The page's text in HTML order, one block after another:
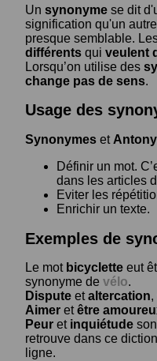
Un synonyme se dit
signification qu'un
presque semblable.
différents qui veulent
Lorsqu’on utilise des
change pas de sens.
Usage des
Synonymes et
Définir un mot.
dans les articles
Eviter les
Enrichir un texte.
Exemples de
Le mot bicyclette eut
synonyme de vélo.
Dispute etaltercation,
Aimer etêtre
Peur et inquiétude
retrouve dans ce
ligne.